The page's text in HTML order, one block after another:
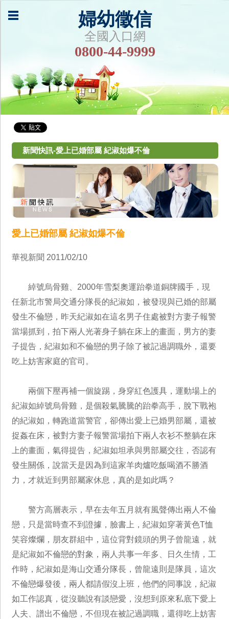
婦幼徵信
全國入口網
0800-44-9999
新聞快訊-愛上已婚部屬 紀淑如爆不倫
愛上已婚部屬 紀淑如爆不倫
華視新聞 2011/02/10
綽號烏骨雞、2000年雪梨奧運跆拳道銅牌國手，現
任新北市警局交通分隊長的紀淑如，被發現與已婚的部屬
發生不倫戀，昨天紀淑如在這名男子住處被對方妻子報警
當場抓到，拍下兩人光著身子躺在床上的畫面，男方的妻
子提告，紀淑如和不倫戀的男子除了被記過調職外，還要
吃上妨害家庭的官司。
兩個下壓再補一個旋踢，身穿紅色護具，運動場上的
紀淑如綽號烏骨雞，是個殺氣騰騰的跆拳高手，脫下戰袍
的紀淑如，轉跑道當警官，卻傳出愛上已婚男部屬，還被
捉姦在床，被對方妻子報警當場拍下兩人衣衫不整躺在床
上的畫面，氣得提告，紀淑如坦承與男部屬交往，否認有
發生關係，說當天是因為到這家羊肉爐吃飯喝酒不勝酒
力，才就近到男部屬家休息，真的是如此嗎？
警方高層表示，早在去年五月就有風聲傳出兩人不倫
戀，只是當時查不到證據，臉書上，紀淑如穿著黃色T恤
笑容燦爛，朋友群組中，這位背對鏡頭的男子曾龍遠，就
是紀淑如不倫戀的對象，兩人共事一年多、日久生情，工
作時，紀淑如是海山交通分隊長，曾龍遠則是隊員，這次
不倫戀爆發後，兩人都請假沒上班，他們的同事說，紀淑
如工作認真，從沒聽說有談戀愛，沒想到原來私底下愛上
人夫、譜出不倫戀，不但現在被記過調職，還得吃上妨害